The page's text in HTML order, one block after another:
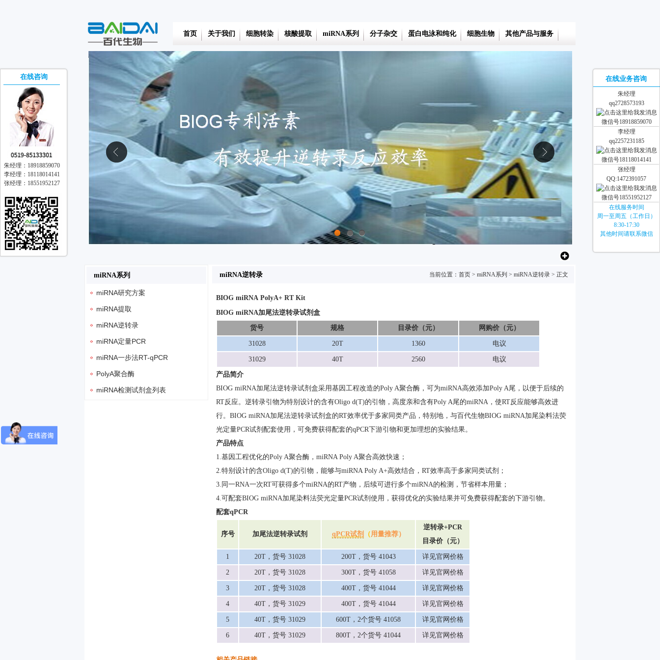
首页 关于我们 细胞转染 核酸提取 miRNA系列 分子杂交 蛋白电泳和纯化 细胞生物 其他产品与服务
1 2 3
miRNA逆转录 当前位置： 首页 > miRNA系列 > miRNA逆转录 > 正文
BIOG miRNA PolyA+ RT Kit
BIOG miRNA加尾法逆转录试剂盒
货号 规格 目录价（元） 网购价（元）
31028 20T 1360 电议
31029 40T 2560 电议
产品简介
BIOG miRNA加尾法逆转录试剂盒采用基因工程改造的Poly A聚合酶，可为miRNA高效添加Poly A尾，以便于后续的
RT反应。逆转录引物为特别设计的含有Oligo d(T)的引物，高度亲和含有Poly A尾的miRNA，使RT反应能够高效进
行。 BIOG miRNA加尾法逆转录试剂盒的RT效率优于多家同类产品，特别地，与百代生物BIOG miRNA加尾染料法荧
光定量PCR试剂配套使用，可免费获得配套的qPCR下游引物和更加理想的实验结果。
产品特点
1.基因工程优化的Poly A聚合酶，miRNA Poly A聚合高效快速；
2.特别设计的含Oligo d(T)的引物，能够与miRNA Poly A+高效结合，RT效率高于多家同类试剂；
3.同一RNA一次RT可获得多个miRNA的RT产物，后续可进行多个miRNA的检测，节省样本用量；
4.可配套BIOG miRNA加尾染料法荧光定量PCR试剂使用，获得优化的实验结果并可免费获得配套的下游引物。
配套qPCR
序号 加尾法逆转录试剂 qPCR试剂 （用量推荐）
逆转录+PCR
目录价（元）
1 20T，货号 31028 200T， 货号 41043 详见官网价格
2 20T，货号 31028 300T， 货号 41058 详见官网价格
3 20T， 货号 31028 400T， 货号 41044 详见官网价格
4 40T， 货号 31029 400T， 货号 41044 详见官网价格
5 40T， 货号 31029 600T，2个货号 41058 详见官网价格
6 40T， 货号 31029 800T，2个货号 41044 详见官网价格
miRNA系列
miRNA研究方案
miRNA提取
miRNA逆转录
miRNA定量PCR
miRNA一步法RT-qPCR
PolyA聚合酶
miRNA检测试剂盒列表
在线咨询
朱经理：18918859070
李经理：18118014141
张经理：18551952127
在线交流
离线留言
在线业务咨询
朱经理
qq2728573193
微信号18918859070
李经理
qq2257231185
微信号18118014141
张经理
QQ:1472391057
微信号18551952127
在线服务时间
周一至周五（工作日）
8:30-17:30
其他时间请联系微信